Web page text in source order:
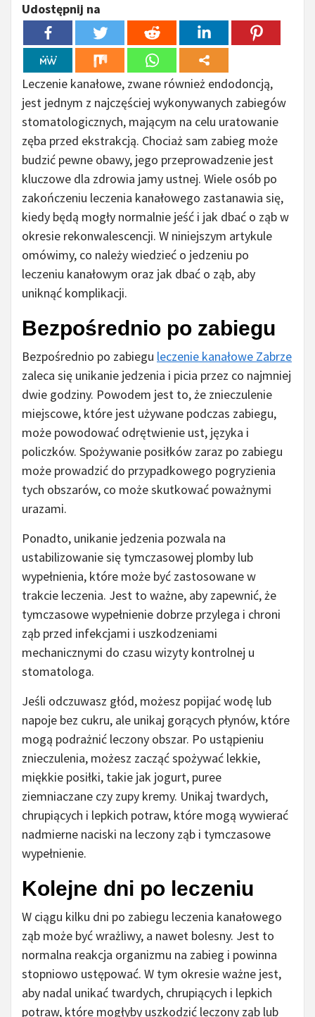
Udostępnij na
Leczenie kanałowe, zwane również endodoncją,
jest jednym z najczęściej wykonywanych zabiegów
stomatologicznych, mającym na celu uratowanie
zęba przed ekstrakcją. Chociaż sam zabieg może
budzić pewne obawy, jego przeprowadzenie jest
kluczowe dla zdrowia jamy ustnej. Wiele osób po
zakończeniu leczenia kanałowego zastanawia się,
kiedy będą mogły normalnie jeść i jak dbać o ząb w
okresie rekonwalescencji. W niniejszym artykule
omówimy, co należy wiedzieć o jedzeniu po
leczeniu kanałowym oraz jak dbać o ząb, aby
uniknąć komplikacji.
Bezpośrednio po zabiegu
Bezpośrednio po zabiegu leczenie kanałowe Zabrze
zaleca się unikanie jedzenia i picia przez co najmniej
dwie godziny. Powodem jest to, że znieczulenie
miejscowe, które jest używane podczas zabiegu,
może powodować odrętwienie ust, języka i
policzków. Spożywanie posiłków zaraz po zabiegu
może prowadzić do przypadkowego pogryzienia
tych obszarów, co może skutkować poważnymi
urazami.
Ponadto, unikanie jedzenia pozwala na
ustabilizowanie się tymczasowej plomby lub
wypełnienia, które może być zastosowane w
trakcie leczenia. Jest to ważne, aby zapewnić, że
tymczasowe wypełnienie dobrze przylega i chroni
ząb przed infekcjami i uszkodzeniami
mechanicznymi do czasu wizyty kontrolnej u
stomatologa.
Jeśli odczuwasz głód, możesz popijać wodę lub
napoje bez cukru, ale unikaj gorących płynów, które
mogą podrażnić leczony obszar. Po ustąpieniu
znieczulenia, możesz zacząć spożywać lekkie,
miękkie posiłki, takie jak jogurt, puree
ziemniaczane czy zupy kremy. Unikaj twardych,
chrupiących i lepkich potraw, które mogą wywierać
nadmierne naciski na leczony ząb i tymczasowe
wypełnienie.
Kolejne dni po leczeniu
W ciągu kilku dni po zabiegu leczenia kanałowego
ząb może być wrażliwy, a nawet bolesny. Jest to
normalna reakcja organizmu na zabieg i powinna
stopniowo ustępować. W tym okresie ważne jest,
aby nadal unikać twardych, chrupiących i lepkich
potraw, które mogłyby uszkodzić leczony ząb lub